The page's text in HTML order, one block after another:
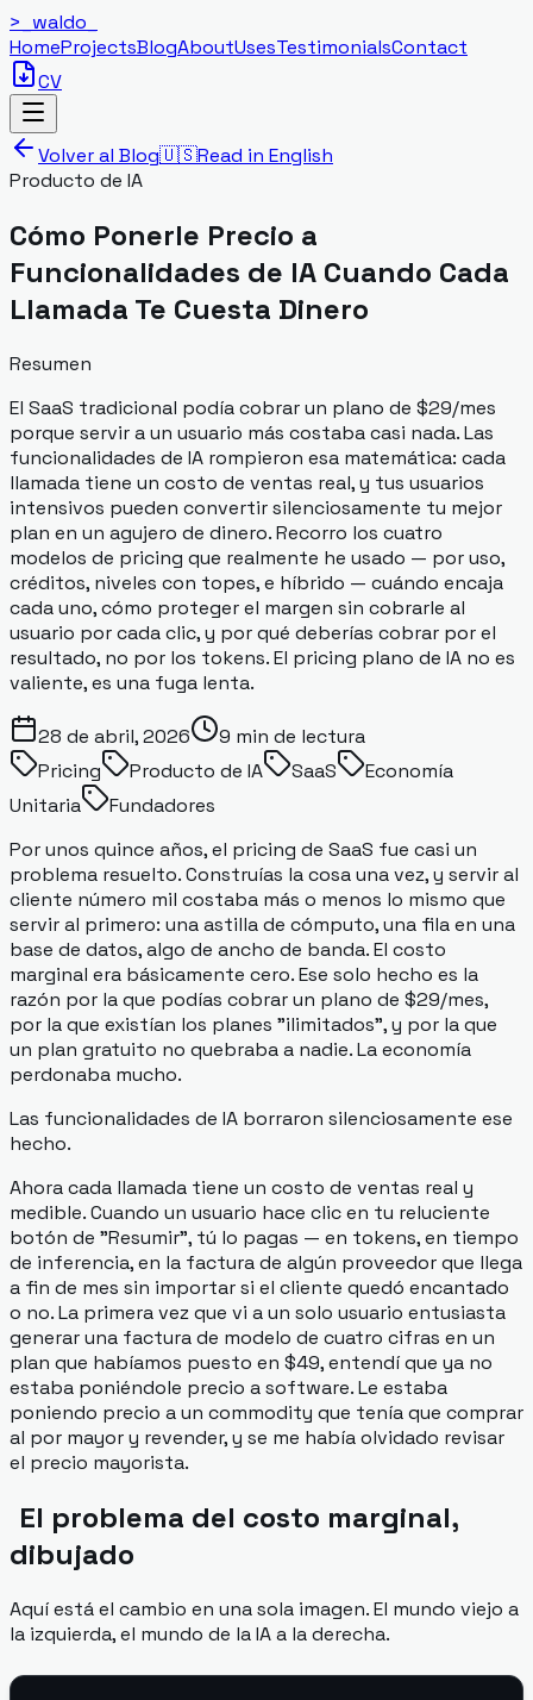
>_ waldo
HomeProjectsBlogAboutUsesTestimonialsContact
CV
Volver al Blog🇺🇸Read in English
Producto de IA
Cómo Ponerle Precio a
Funcionalidades de IA Cuando Cada
Llamada Te Cuesta Dinero
Resumen
El SaaS tradicional podía cobrar un plano de $29/mes
porque servir a un usuario más costaba casi nada. Las
funcionalidades de IA rompieron esa matemática: cada
llamada tiene un costo de ventas real, y tus usuarios
intensivos pueden convertir silenciosamente tu mejor
plan en un agujero de dinero. Recorro los cuatro
modelos de pricing que realmente he usado — por uso,
créditos, niveles con topes, e híbrido — cuándo encaja
cada uno, cómo proteger el margen sin cobrarle al
usuario por cada clic, y por qué deberías cobrar por el
resultado, no por los tokens. El pricing plano de IA no es
valiente, es una fuga lenta.
28 de abril, 2026 9 min de lectura
Pricing
Producto de IA SaaS
Economía
Unitaria
Fundadores
Por unos quince años, el pricing de SaaS fue casi un
problema resuelto. Construías la cosa una vez, y servir al
cliente número mil costaba más o menos lo mismo que
servir al primero: una astilla de cómputo, una fila en una
base de datos, algo de ancho de banda. El costo
marginal era básicamente cero. Ese solo hecho es la
razón por la que podías cobrar un plano de $29/mes,
por la que existían los planes "ilimitados", y por la que
un plan gratuito no quebraba a nadie. La economía
perdonaba mucho.
Las funcionalidades de IA borraron silenciosamente ese
hecho.
Ahora cada llamada tiene un costo de ventas real y
medible. Cuando un usuario hace clic en tu reluciente
botón de "Resumir", tú lo pagas — en tokens, en tiempo
de inferencia, en la factura de algún proveedor que llega
a fin de mes sin importar si el cliente quedó encantado
o no. La primera vez que vi a un solo usuario entusiasta
generar una factura de modelo de cuatro cifras en un
plan que habíamos puesto en $49, entendí que ya no
estaba poniéndole precio a software. Le estaba
poniendo precio a un commodity que tenía que comprar
al por mayor y revender, y se me había olvidado revisar
el precio mayorista.
El problema del costo marginal,
dibujado
Aquí está el cambio en una sola imagen. El mundo viejo a
la izquierda, el mundo de la IA a la derecha.